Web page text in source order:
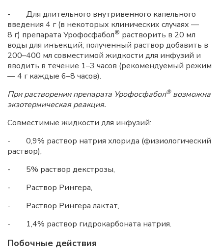
- Для длительного внутривенного капельного
введения 4 г (в некоторых клинических случаях —
8 г) препарата Урофосфабол® растворить в 20 мл
воды для инъекций; полученный раствор добавить в
200–400 мл совместимой жидкости для инфузий и
вводить в течение 1–3 часов (рекомендуемый режим
— 4 г каждые 6–8 часов).
При растворении препарата Урофосфабол®возможна
экзотермическая реакция.
Совместимые жидкости для инфузий:
- 0,9% раствор натрия хлорида (физиологический
раствор),
- 5% раствор декстрозы,
- Раствор Рингера,
- Раствор Рингера лактат,
- 1,4% раствор гидрокарбоната натрия.
Побочные действия